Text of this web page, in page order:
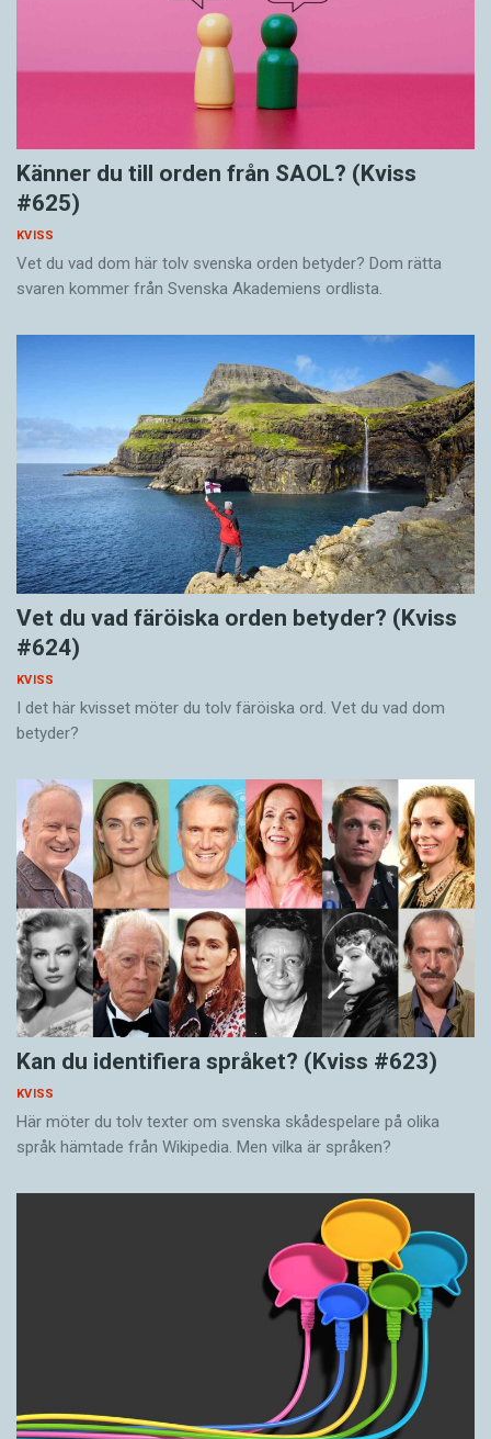
Känner du till orden från SAOL? (Kviss
#625)
KVISS
Vet du vad dom här tolv svenska orden betyder? Dom rätta
svaren kommer från Svenska Akademiens ordlista.
Vet du vad färöiska orden betyder? (Kviss
#624)
KVISS
I det här kvisset möter du tolv färöiska ord. Vet du vad dom
betyder?
Kan du identifiera språket? (Kviss #623)
KVISS
Här möter du tolv texter om svenska skådespelare på olika
språk hämtade från Wikipedia. Men vilka är språken?